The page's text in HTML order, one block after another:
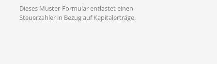
Dieses Muster-Formular entlastet einen
Steuerzahler in Bezug auf Kapitalerträge.